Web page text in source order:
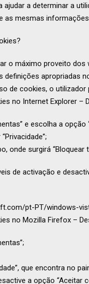
ajudar a determinar a
as mesmas
o máximo proveito
definições apropriadas
de cookies, o
no Internet Explorer –
e escolha a opção
onde surgirá “Bloquear
de activação e
pt-PT/windows-
no Mozilla Firefox –
que encontra no
a opção “Aceitar